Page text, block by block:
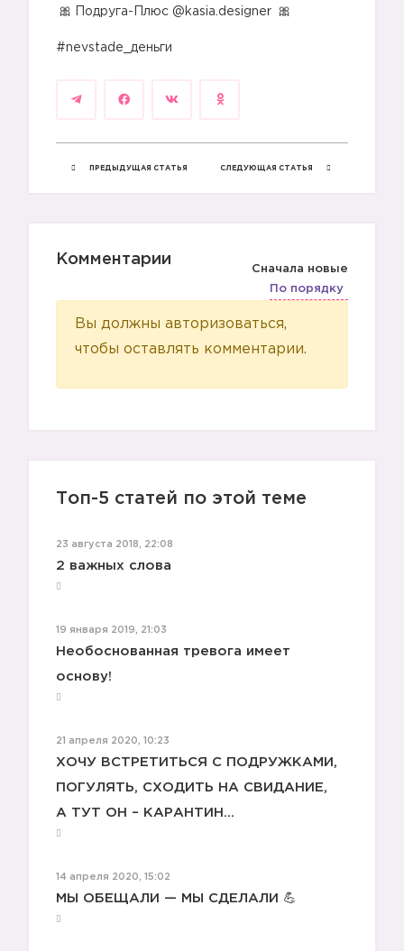
Подруга-Плюс @kasia.designer
#nevstade_деньги
ПРЕДЫДУЩАЯ СТАТЬЯ СЛЕДУЮЩАЯ СТАТЬЯ
Комментарии
Сначала новые
По порядку
Вы должны авторизоваться,
чтобы оставлять комментарии.
Топ-5 статей по этой теме
23 августа 2018, 22:08
2 важных слова
19 января 2019, 21:03
Необоснованная тревога имеет
основу!
21 апреля 2020, 10:23
ХОЧУ ВСТРЕТИТЬСЯ С ПОДРУЖКАМИ,
ПОГУЛЯТЬ, СХОДИТЬ НА СВИДАНИЕ,
А ТУТ ОН – КАРАНТИН… ⠀
14 апреля 2020, 15:02
МЫ ОБЕЩАЛИ — МЫ СДЕЛАЛИ 💪